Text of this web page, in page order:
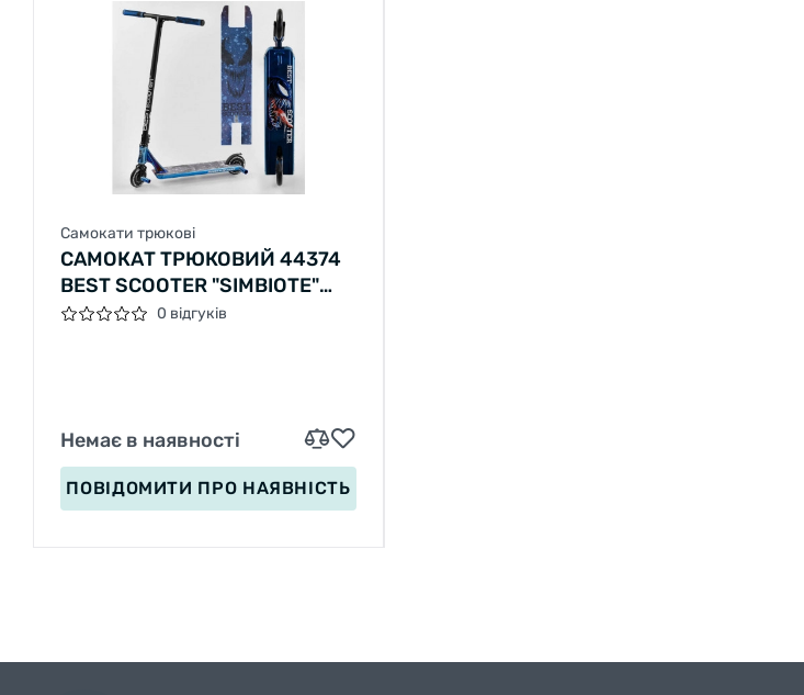
Самокати трюкові
САМОКАТ ТРЮКОВИЙ 44374
BEST SCOOTER "SIMBIOTE"
HIC-СИСТЕМА, ПЕГИ,
0 відгуків
Немає в наявності
ПОВІДОМИТИ ПРО НАЯВНІСТЬ